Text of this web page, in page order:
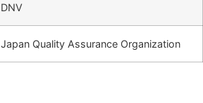
DNV
Japan Quality Assurance Organization